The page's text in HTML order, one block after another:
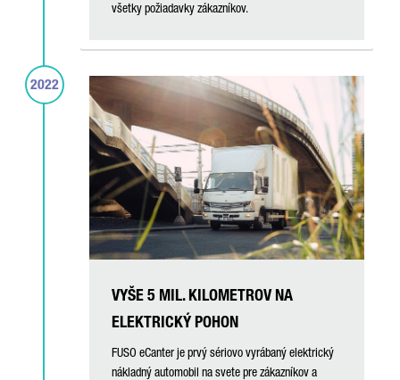
všetky požiadavky zákazníkov.
VYŠE 5 MIL. KILOMETROV NA
ELEKTRICKÝ POHON
FUSO eCanter je prvý sériovo vyrábaný elektrický
nákladný automobil na svete pre zákazníkov a
2022